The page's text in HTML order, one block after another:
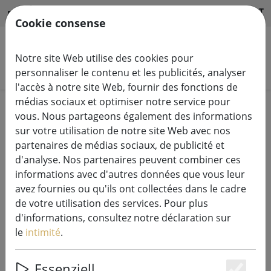
FR HILFE & SUPPORT
Rechercher des produits
Home Bougies LED
Deluxe Homeart Bougie LED en cire
véritable télécommandée 7,5x12,5
cm blanche
Cookie consense
Notre site Web utilise des cookies pour
personnaliser le contenu et les publicités, analyser
l'accès à notre site Web, fournir des fonctions de
médias sociaux et optimiser notre service pour
vous. Nous partageons également des informations
sur votre utilisation de notre site Web avec nos
partenaires de médias sociaux, de publicité et
d'analyse. Nos partenaires peuvent combiner ces
informations avec d'autres données que vous leur
avez fournies ou qu'ils ont collectées dans le cadre
de votre utilisation des services. Pour plus
d'informations, consultez notre déclaration sur
le intimité.